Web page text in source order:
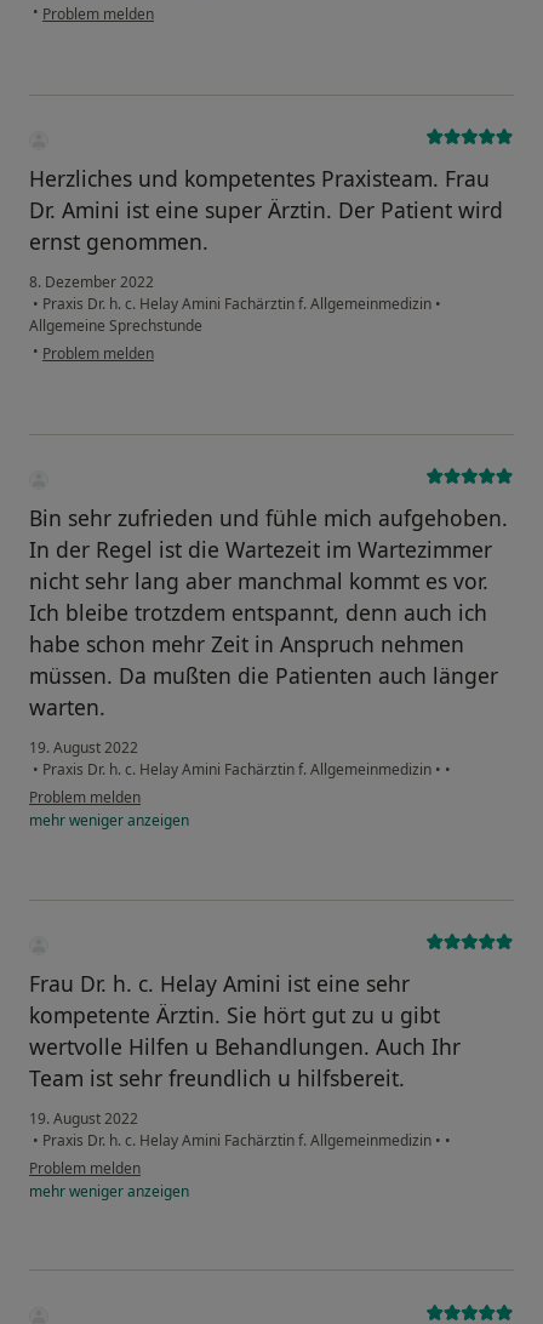
• Problem melden
Herzliches und kompetentes Praxisteam. Frau
Dr. Amini ist eine super Ärztin. Der Patient wird
ernst genommen.
8. Dezember 2022
• Praxis Dr. h. c. Helay Amini Fachärztin f. Allgemeinmedizin •
Allgemeine Sprechstunde
• Problem melden
Bin sehr zufrieden und fühle mich aufgehoben.
In der Regel ist die Wartezeit im Wartezimmer
nicht sehr lang aber manchmal kommt es vor.
Ich bleibe trotzdem entspannt, denn auch ich
habe schon mehr Zeit in Anspruch nehmen
müssen. Da mußten die Patienten auch länger
warten.
19. August 2022
• Praxis Dr. h. c. Helay Amini Fachärztin f. Allgemeinmedizin • •
Problem melden
mehrwenigeranzeigen
Frau Dr. h. c. Helay Amini ist eine sehr
kompetente Ärztin. Sie hört gut zu u gibt
wertvolle Hilfen u Behandlungen. Auch Ihr
Team ist sehr freundlich u hilfsbereit.
19. August 2022
• Praxis Dr. h. c. Helay Amini Fachärztin f. Allgemeinmedizin • •
Problem melden
mehrwenigeranzeigen